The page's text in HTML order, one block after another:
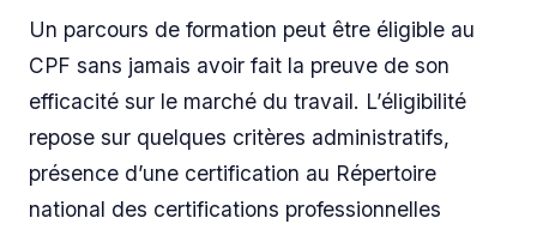
Un parcours de formation peut être éligible au
CPF sans jamais avoir fait la preuve de son
efficacité sur le marché du travail. L’éligibilité
repose sur quelques critères administratifs,
présence d’une certification au Répertoire
national des certifications professionnelles